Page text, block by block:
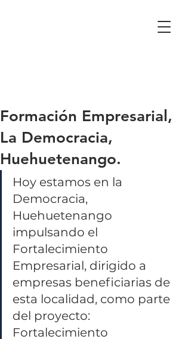
Formación Empresarial,
La Democracia,
Huehuetenango.
Hoy estamos en la
Democracia,
Huehuetenango
impulsando el
Fortalecimiento
Empresarial, dirigido a
empresas beneficiarias de
esta localidad, como parte
del proyecto:
Fortalecimiento